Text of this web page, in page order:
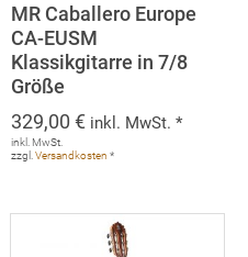
MR Caballero Europe
CA-EUSM
Klassikgitarre in 7/8
Größe
329,00€ inkl. MwSt. *
inkl. MwSt.
zzgl.Versandkosten *